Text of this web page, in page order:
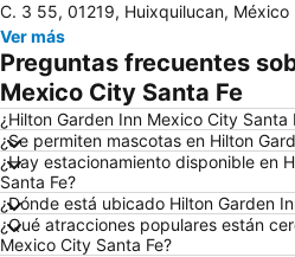
Aeropuerto Internacional Ciudad de México
Benito Juárez
Antara Polanco
Autódromo Hermanos Rodriguez
Centro Banamex
Monumento a la Revolución
Pharma Multichannel and Digital Marketing Latin America Congress
C. 3 55, 01219, Huixquilucan, México
Ver más
Preguntas frecuentes
Mexico City Santa Fe
¿Hilton Garden Inn Mexico City Santa
¿Se permiten mascotas en Hilton
¿Hay estacionamiento disponible en
Santa Fe?
¿Dónde está ubicado Hilton Garden
¿Qué atracciones populares están
Mexico City Santa Fe?